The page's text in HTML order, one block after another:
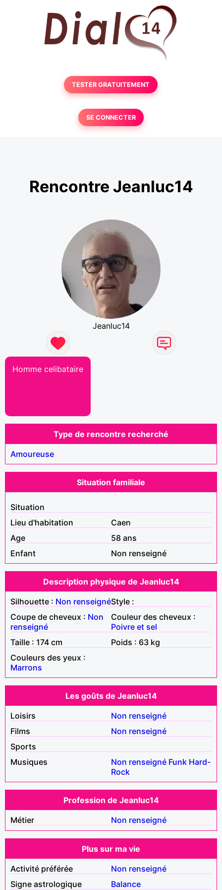
TESTER GRATUITEMENT
SE CONNECTER
Rencontre Jeanluc14
Jeanluc14
Homme celibataire
Type de rencontre recherché
Amoureuse
Situation familiale
Situation
Lieu d'habitation
Caen
Age
58 ans
Enfant
Non renseigné
Description physique de Jeanluc14
Silhouette : Non renseignéStyle :
Coupe de cheveux : Non
renseigné
Couleur des cheveux :
Poivre et sel
Taille : 174 cm
Poids : 63 kg
Couleurs des yeux :
Marrons
Les goûts de Jeanluc14
Loisirs
Non renseigné
Films
Non renseigné
Sports
Musiques
Non renseigné Funk Hard-
Rock
Profession de Jeanluc14
Métier
Non renseigné
Plus sur ma vie
Activité préférée
Non renseigné
Signe astrologique
Balance